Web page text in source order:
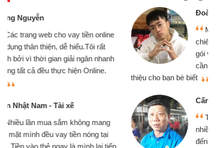
Mình cần tiền gấp nên định cầm cố
chiếc xe wave nhưng thật may đã có
gói vay tiền bằng CMND online không
cần gặp mặt nên rất tiện lợi, sẽ giới
thiệu cho bạn bè biết
Cấn Văn Lực - Tạp hóa
Tôi kinh doanh buôn bán nhỏ lẻ
nhiều lúc cần vốn nhập hàng, nhờ biết
đến website qua bạn bè giới thiệu tôi